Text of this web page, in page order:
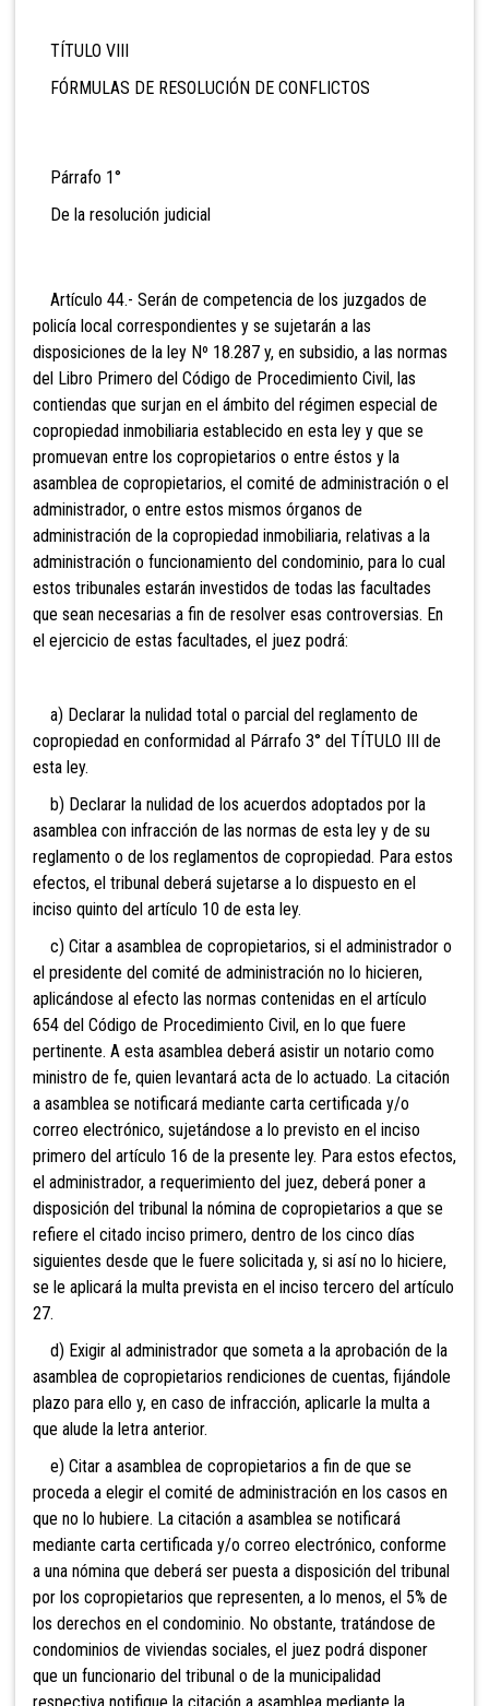
TÍTULO VIII
FÓRMULAS DE RESOLUCIÓN DE CONFLICTOS
Párrafo 1°
De la resolución judicial
Artículo 44.- Serán de competencia de los juzgados de
policía local correspondientes y se sujetarán a las
disposiciones de la ley Nº 18.287 y, en subsidio, a las normas
del Libro Primero del Código de Procedimiento Civil, las
contiendas que surjan en el ámbito del régimen especial de
copropiedad inmobiliaria establecido en esta ley y que se
promuevan entre los copropietarios o entre éstos y la
asamblea de copropietarios, el comité de administración o el
administrador, o entre estos mismos órganos de
administración de la copropiedad inmobiliaria, relativas a la
administración o funcionamiento del condominio, para lo cual
estos tribunales estarán investidos de todas las facultades
que sean necesarias a fin de resolver esas controversias. En
el ejercicio de estas facultades, el juez podrá:
a) Declarar la nulidad total o parcial del reglamento de
copropiedad en conformidad al Párrafo 3° del TÍTULO III de
esta ley.
b) Declarar la nulidad de los acuerdos adoptados por la
asamblea con infracción de las normas de esta ley y de su
reglamento o de los reglamentos de copropiedad. Para estos
efectos, el tribunal deberá sujetarse a lo dispuesto en el
inciso quinto del artículo 10 de esta ley.
c) Citar a asamblea de copropietarios, si el administrador o
el presidente del comité de administración no lo hicieren,
aplicándose al efecto las normas contenidas en el artículo
654 del Código de Procedimiento Civil, en lo que fuere
pertinente. A esta asamblea deberá asistir un notario como
ministro de fe, quien levantará acta de lo actuado. La citación
a asamblea se notificará mediante carta certificada y/o
correo electrónico, sujetándose a lo previsto en el inciso
primero del artículo 16 de la presente ley. Para estos efectos,
el administrador, a requerimiento del juez, deberá poner a
disposición del tribunal la nómina de copropietarios a que se
refiere el citado inciso primero, dentro de los cinco días
siguientes desde que le fuere solicitada y, si así no lo hiciere,
se le aplicará la multa prevista en el inciso tercero del artículo
27.
d) Exigir al administrador que someta a la aprobación de la
asamblea de copropietarios rendiciones de cuentas, fijándole
plazo para ello y, en caso de infracción, aplicarle la multa a
que alude la letra anterior.
e) Citar a asamblea de copropietarios a fin de que se
proceda a elegir el comité de administración en los casos en
que no lo hubiere. La citación a asamblea se notificará
mediante carta certificada y/o correo electrónico, conforme
a una nómina que deberá ser puesta a disposición del tribunal
por los copropietarios que representen, a lo menos, el 5% de
los derechos en el condominio. No obstante, tratándose de
condominios de viviendas sociales, el juez podrá disponer
que un funcionario del tribunal o de la municipalidad